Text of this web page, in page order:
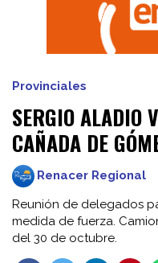
SERGIO ALADIO
CAÑADA DE
Reunión de delegados
medida de fuerza.
del 30 de octubre.
Provinciales
Renacer Regional